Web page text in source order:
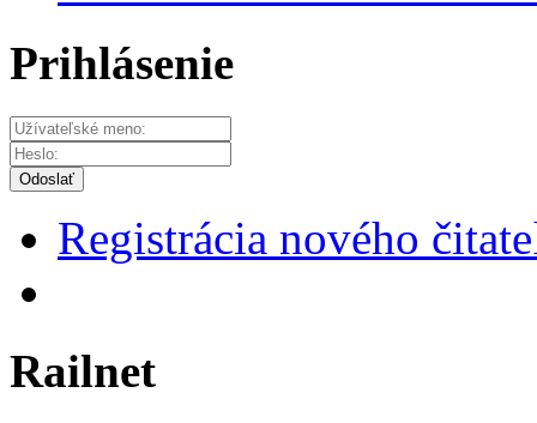
Prihlásenie
Odoslať
Registrácia nového
Railnet